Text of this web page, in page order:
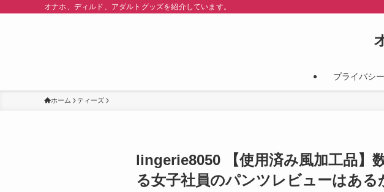
オナホ、ディルド、アダルトグッズを紹介しています。
プライバシ
ホーム ティーズ
lingerie8050 【使用済み風加工品】
る女子社員のパンツレビューはある